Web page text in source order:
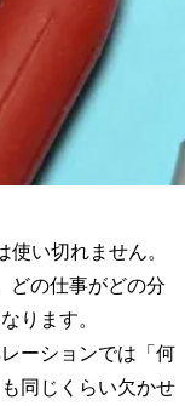
い切れません。
どの仕事がどの分
ります。
ーションでは「何
同じくらい欠かせ